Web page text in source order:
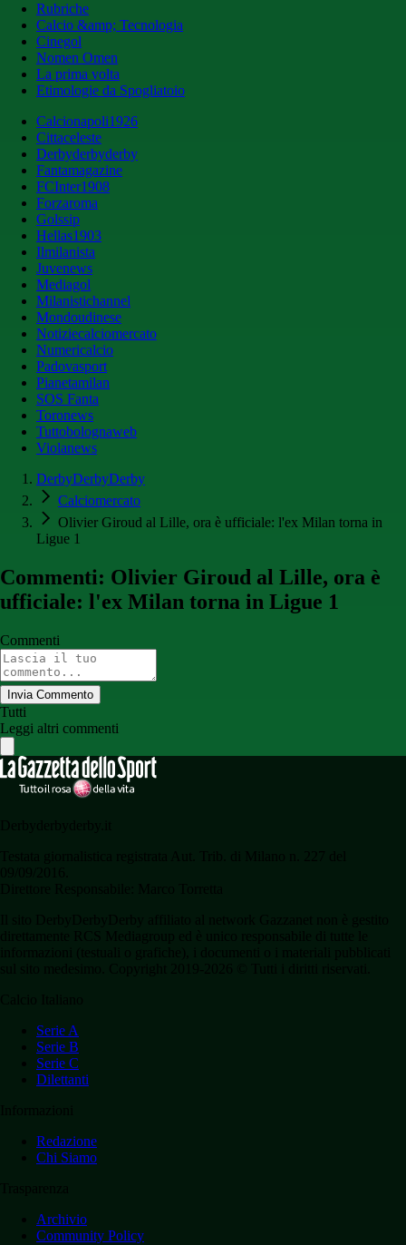
Rubriche
Calcio &amp; Tecnologia
Cinegol
Nomen Omen
La prima volta
Etimologie da Spogliatoio
Calcionapoli1926
Cittaceleste
Derbyderbyderby
Fantamagazine
FCInter1908
Forzaroma
Golssip
Hellas1903
Ilmilanista
Juvenews
Mediagol
Milanistichannel
Mondoudinese
Notiziecalciomercato
Numericalcio
Padovasport
Pianetamilan
SOS Fanta
Toronews
Tuttobolognaweb
Violanews
DerbyDerbyDerby
Calciomercato
Olivier Giroud al Lille, ora è ufficiale: l'ex Milan torna in
Ligue 1
Commenti: Olivier Giroud al Lille, ora è
ufficiale: l'ex Milan torna in Ligue 1
Commenti
Invia Commento
Tutti
Leggi altri commenti
Serie A
Serie B
Serie C
Dilettanti
Redazione
Chi Siamo
Archivio
Community Policy